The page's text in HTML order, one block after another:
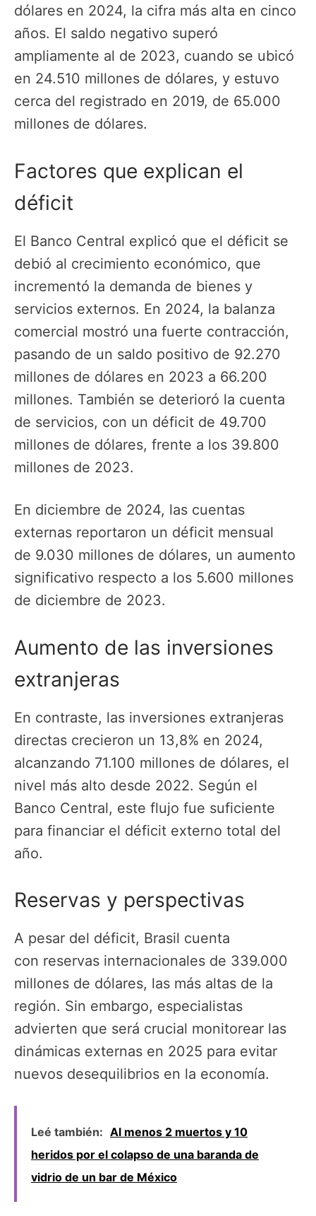
dólares en 2024, la cifra más alta en cinco
años. El saldo negativo superó
ampliamente al de 2023, cuando se ubicó
en 24.510 millones de dólares, y estuvo
cerca del registrado en 2019, de 65.000
millones de dólares.
Factores que explican el
déficit
El Banco Central explicó que el déficit se
debió al crecimiento económico, que
incrementó la demanda de bienes y
servicios externos. En 2024, la balanza
comercial mostró una fuerte contracción,
pasando de un saldo positivo de 92.270
millones de dólares en 2023 a 66.200
millones. También se deterioró la cuenta
de servicios, con un déficit de 49.700
millones de dólares, frente a los 39.800
millones de 2023.
En diciembre de 2024, las cuentas
externas reportaron un déficit mensual
de 9.030 millones de dólares, un aumento
significativo respecto a los 5.600 millones
de diciembre de 2023.
Aumento de las inversiones
extranjeras
En contraste, las inversiones extranjeras
directas crecieron un 13,8% en 2024,
alcanzando 71.100 millones de dólares, el
nivel más alto desde 2022. Según el
Banco Central, este flujo fue suficiente
para financiar el déficit externo total del
año.
Reservas y perspectivas
A pesar del déficit, Brasil cuenta
con reservas internacionales de 339.000
millones de dólares, las más altas de la
región. Sin embargo, especialistas
advierten que será crucial monitorear las
dinámicas externas en 2025 para evitar
nuevos desequilibrios en la economía.
Leé también: Al menos 2 muertos y 10
heridos por el colapso de una baranda de
vidrio de un bar de México